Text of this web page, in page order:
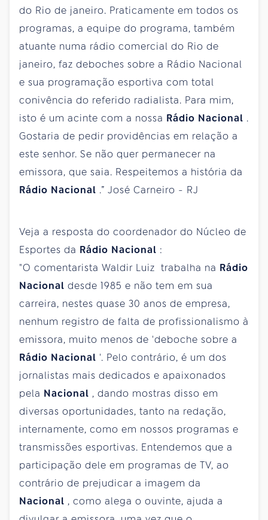
do Rio de janeiro. Praticamente em todos os
programas, a equipe do programa, também
atuante numa rádio comercial do Rio de
janeiro, faz deboches sobre a Rádio Nacional
e sua programação esportiva com total
conivência do referido radialista. Para mim,
isto é um acinte com a nossa Rádio Nacional .
Gostaria de pedir providências em relação a
este senhor. Se não quer permanecer na
emissora, que saia. Respeitemos a história da
Rádio Nacional .” José Carneiro - RJ
Veja a resposta do coordenador do Núcleo de
Esportes da Rádio Nacional :
"O comentarista Waldir Luiz trabalha na Rádio
Nacional desde 1985 e não tem em sua
carreira, nestes quase 30 anos de empresa,
nenhum registro de falta de profissionalismo à
emissora, muito menos de 'deboche sobre a
Rádio Nacional '. Pelo contrário, é um dos
jornalistas mais dedicados e apaixonados
pela Nacional , dando mostras disso em
diversas oportunidades, tanto na redação,
internamente, como em nossos programas e
transmissões esportivas. Entendemos que a
participação dele em programas de TV, ao
contrário de prejudicar a imagem da
Nacional , como alega o ouvinte, ajuda a